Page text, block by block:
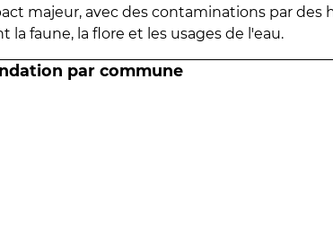
majeur, avec des contaminations par des
la faune, la flore et les usages de l'eau.
par commune